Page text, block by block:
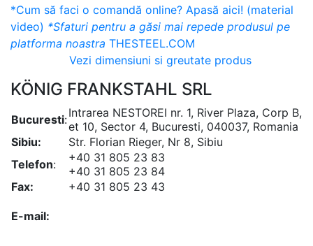
*Cum să faci o comandă online? Apasă aici! (material
video) *Sfaturi pentru a găsi mai repede produsul pe
platforma noastra THESTEEL.COM
Vezi dimensiuni si greutate produs
KÖNIG FRANKSTAHL SRL
Bucuresti:Intrarea NESTOREI nr. 1, River Plaza, Corp B,
et 10, Sector 4, Bucuresti, 040037, Romania
Sibiu:
Str. Florian Rieger, Nr 8, Sibiu
Telefon:
+40 31 805 23 83
+40 31 805 23 84
Fax:
+40 31 805 23 43
E-mail: